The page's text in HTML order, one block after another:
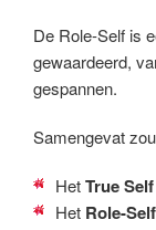
De Role-Self is
gewaardeerd,
gespannen.
Samengevat
HetTrue Self
Het Role-Self